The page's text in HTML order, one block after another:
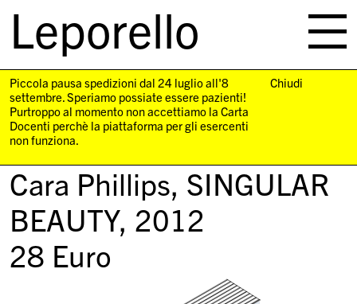
Leporello
navigation
Piccola pausa spedizioni dal 24 luglio all'8
settembre. Speriamo possiate essere pazienti!
Purtroppo al momento non accettiamo la Carta
Docenti perchè la piattaforma per gli esercenti
non funziona.
Chiudi
Cara Phillips, SINGULAR
BEAUTY, 2012
28 Euro